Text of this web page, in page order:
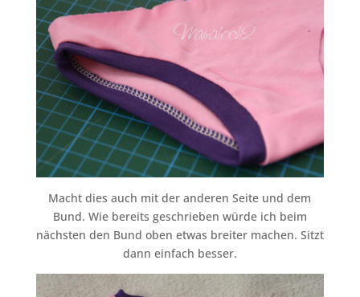
Macht dies auch mit der anderen Seite und dem
Bund. Wie bereits geschrieben würde ich beim
nächsten den Bund oben etwas breiter machen. Sitzt
dann einfach besser.